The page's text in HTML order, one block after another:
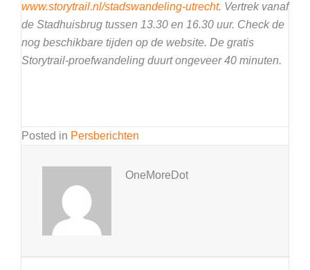
www.storytrail.nl/stadswandeling-utrecht. Vertrek vanaf
de Stadhuisbrug tussen 13.30 en 16.30 uur. Check de
nog beschikbare tijden op de website. De gratis
Storytrail-proefwandeling duurt ongeveer 40 minuten.
Posted in Persberichten
OneMoreDot